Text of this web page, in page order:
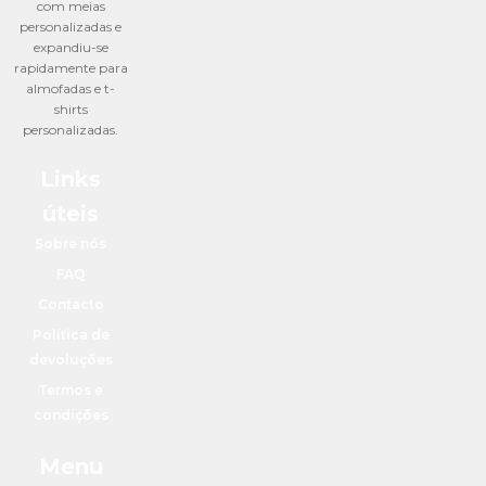
com meias
personalizadas e
expandiu-se
rapidamente para
almofadas e t-
shirts
personalizadas.